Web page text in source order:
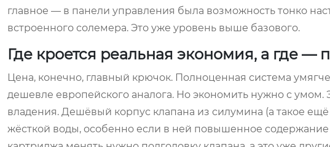
главное — в панели управления была возможность тонко
встроенного солемера. Это уже уровень выше базового.
Где кроется реальная экономия, а где —
Цена, конечно, главный крючок. Полноценная система
дешевле европейского аналога. Но экономить нужно с
владения. Дешёвый корпус клапана из силумина (а такое
жёсткой воды, особенно если в ней повышенное